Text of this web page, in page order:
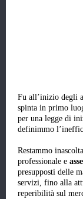
Fu all’inizio degli
spinta in primo
per una legge di
definimmo
Restammo
professionale e
presupposti delle
servizi, fino alla
reperibilità sul